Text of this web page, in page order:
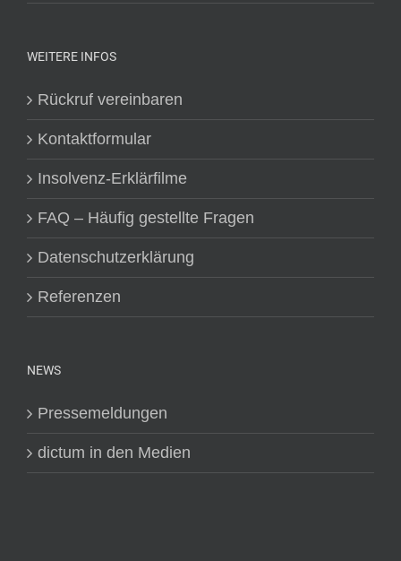
WEITERE INFOS
Rückruf vereinbaren
Kontaktformular
Insolvenz-Erklärfilme
FAQ – Häufig gestellte Fragen
Datenschutzerklärung
Referenzen
NEWS
Pressemeldungen
dictum in den Medien